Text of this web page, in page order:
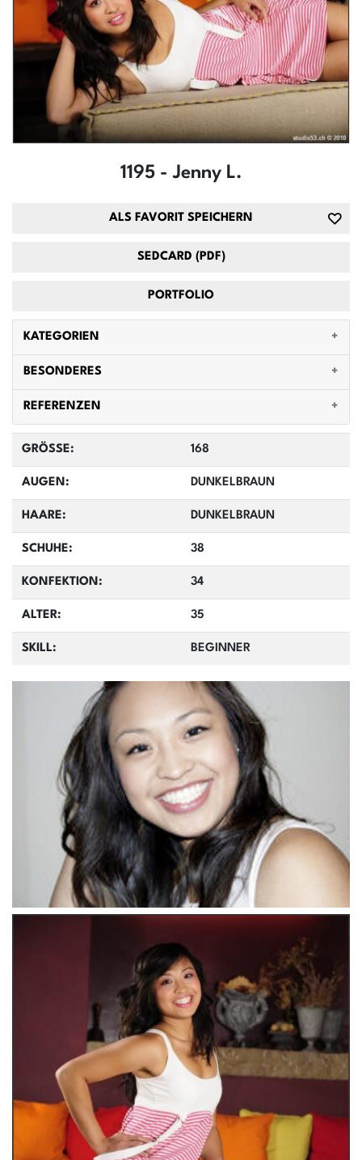
1195 - Jenny L.
ALS FAVORIT SPEICHERN
SEDCARD (PDF)
PORTFOLIO
KATEGORIEN
BESONDERES
REFERENZEN
GRÖSSE: 168
AUGEN: DUNKELBRAUN
HAARE: DUNKELBRAUN
SCHUHE: 38
KONFEKTION: 34
ALTER: 35
SKILL: BEGINNER